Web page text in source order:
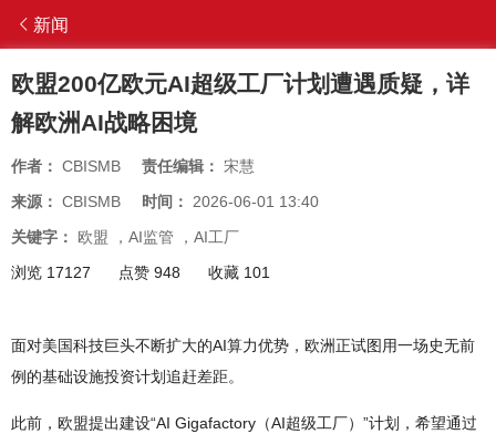
新闻
欧盟200亿欧元AI超级工厂计划遭遇质疑，详
解欧洲AI战略困境
作者： CBISMB 责任编辑： 宋慧
来源： CBISMB 时间： 2026-06-01 13:40
关键字： 欧盟 ， AI监管 ， AI工厂
浏览 17127
点赞 948 收藏 101
面对美国科技巨头不断扩大的AI算力优势，欧洲正试图用一场史无前
例的基础设施投资计划追赶差距。
此前，欧盟提出建设“AI Gigafactory（AI超级工厂）”计划，希望通过